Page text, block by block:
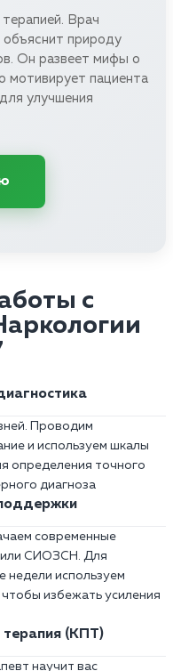
Врач
объяснит природу
Он развеет мифы о
мотивирует пациента
улучшения
с
Проводим
и используем шкалы
определения точного
диагноза
современные
или СИОЗСН. Для
недели используем
избежать усиления
терапия (КПТ)
научит вас